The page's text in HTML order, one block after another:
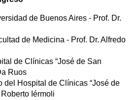
de Buenos Aires - Prof. Dr.
de Medicina - Prof. Dr. Alfredo
de Clínicas “José de San
Ruos
del Hospital de Clínicas “José de
Iérmoli